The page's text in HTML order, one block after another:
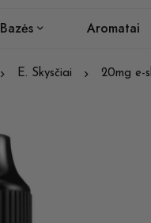
Bazės Aromatai
E. Skysčiai 20mg e-